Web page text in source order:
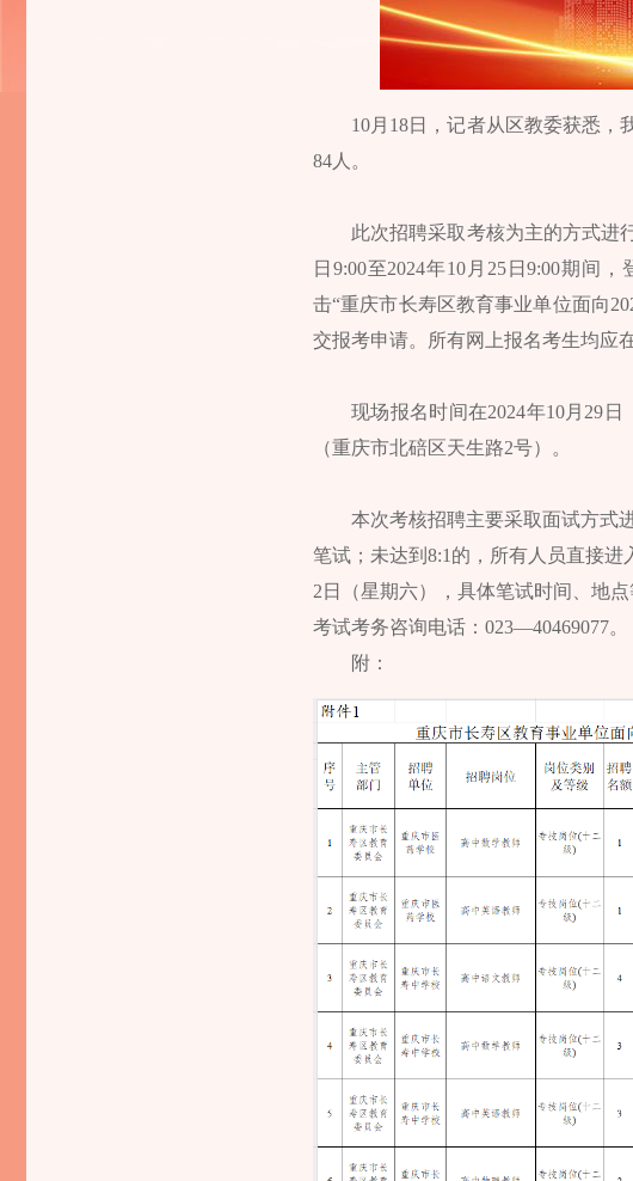
10月18日，记者从区教委获悉，
84人。
此次招聘采取考核为主的方式进
日9:00至2024年10月25日9:00期间
击“重庆市长寿区教育事业单位面向
交报考申请。所有网上报名考生均应
现场报名时间在2024年10月29
（重庆市北碚区天生路2号）。
本次考核招聘主要采取面试方式
笔试；未达到8:1的，所有人员直接进
2日（星期六），具体笔试时间、地
考试考务咨询电话：023—40469077。
附：